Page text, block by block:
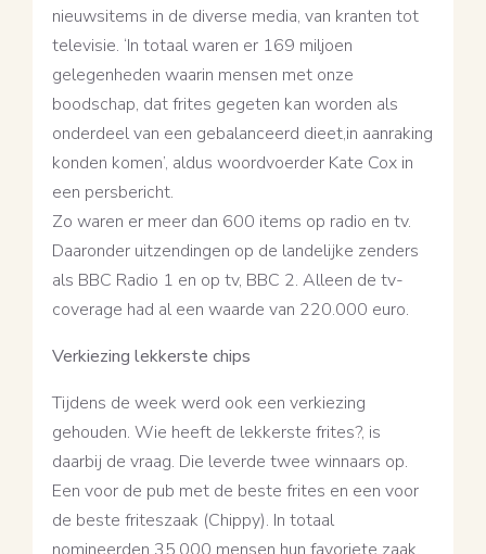
nieuwsitems in de diverse media, van kranten tot
televisie. ‘In totaal waren er 169 miljoen
gelegenheden waarin mensen met onze
boodschap, dat frites gegeten kan worden als
onderdeel van een gebalanceerd dieet,in aanraking
konden komen’, aldus woordvoerder Kate Cox in
een persbericht.
Zo waren er meer dan 600 items op radio en tv.
Daaronder uitzendingen op de landelijke zenders
als BBC Radio 1 en op tv, BBC 2. Alleen de tv-
coverage had al een waarde van 220.000 euro.
Verkiezing lekkerste chips
Tijdens de week werd ook een verkiezing
gehouden. Wie heeft de lekkerste frites?, is
daarbij de vraag. Die leverde twee winnaars op.
Een voor de pub met de beste frites en een voor
de beste friteszaak (Chippy). In totaal